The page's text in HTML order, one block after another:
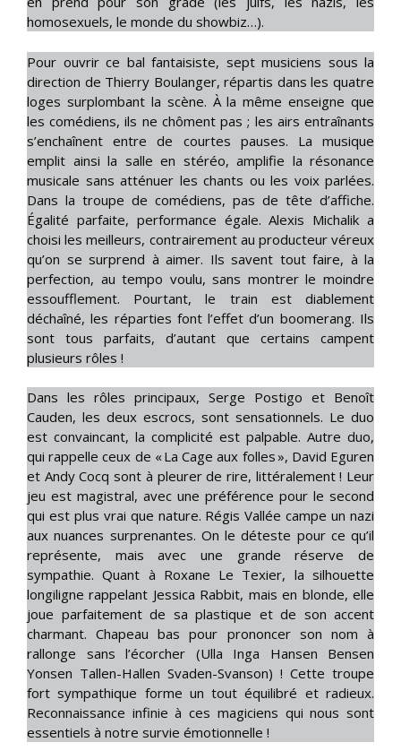
homosexuels, le monde du showbiz…).
Pour ouvrir ce bal fantaisiste, sept musiciens sous la
direction de Thierry Boulanger, répartis dans les quatre
loges surplombant la scène. À la même enseigne que
les comédiens, ils ne chôment pas ; les airs entraînants
s’enchaînent entre de courtes pauses. La musique
emplit ainsi la salle en stéréo, amplifie la résonance
musicale sans atténuer les chants ou les voix parlées.
Dans la troupe de comédiens, pas de tête d’affiche.
Égalité parfaite, performance égale. Alexis Michalik a
choisi les meilleurs, contrairement au producteur véreux
qu’on se surprend à aimer. Ils savent tout faire, à la
perfection, au tempo voulu, sans montrer le moindre
essoufflement. Pourtant, le train est diablement
déchaîné, les réparties font l’effet d’un boomerang. Ils
sont tous parfaits, d’autant que certains campent
plusieurs rôles !
Dans les rôles principaux, Serge Postigo et Benoît
Cauden, les deux escrocs, sont sensationnels. Le duo
est convaincant, la complicité est palpable. Autre duo,
qui rappelle ceux de « La Cage aux folles », David Eguren
et Andy Cocq sont à pleurer de rire, littéralement ! Leur
jeu est magistral, avec une préférence pour le second
qui est plus vrai que nature. Régis Vallée campe un nazi
aux nuances surprenantes. On le déteste pour ce qu’il
représente, mais avec une grande réserve de
sympathie. Quant à Roxane Le Texier, la silhouette
longiligne rappelant Jessica Rabbit, mais en blonde, elle
joue parfaitement de sa plastique et de son accent
charmant. Chapeau bas pour prononcer son nom à
rallonge sans l’écorcher (Ulla Inga Hansen Bensen
Yonsen Tallen-Hallen Svaden-Svanson) ! Cette troupe
fort sympathique forme un tout équilibré et radieux.
Reconnaissance infinie à ces magiciens qui nous sont
essentiels à notre survie émotionnelle !